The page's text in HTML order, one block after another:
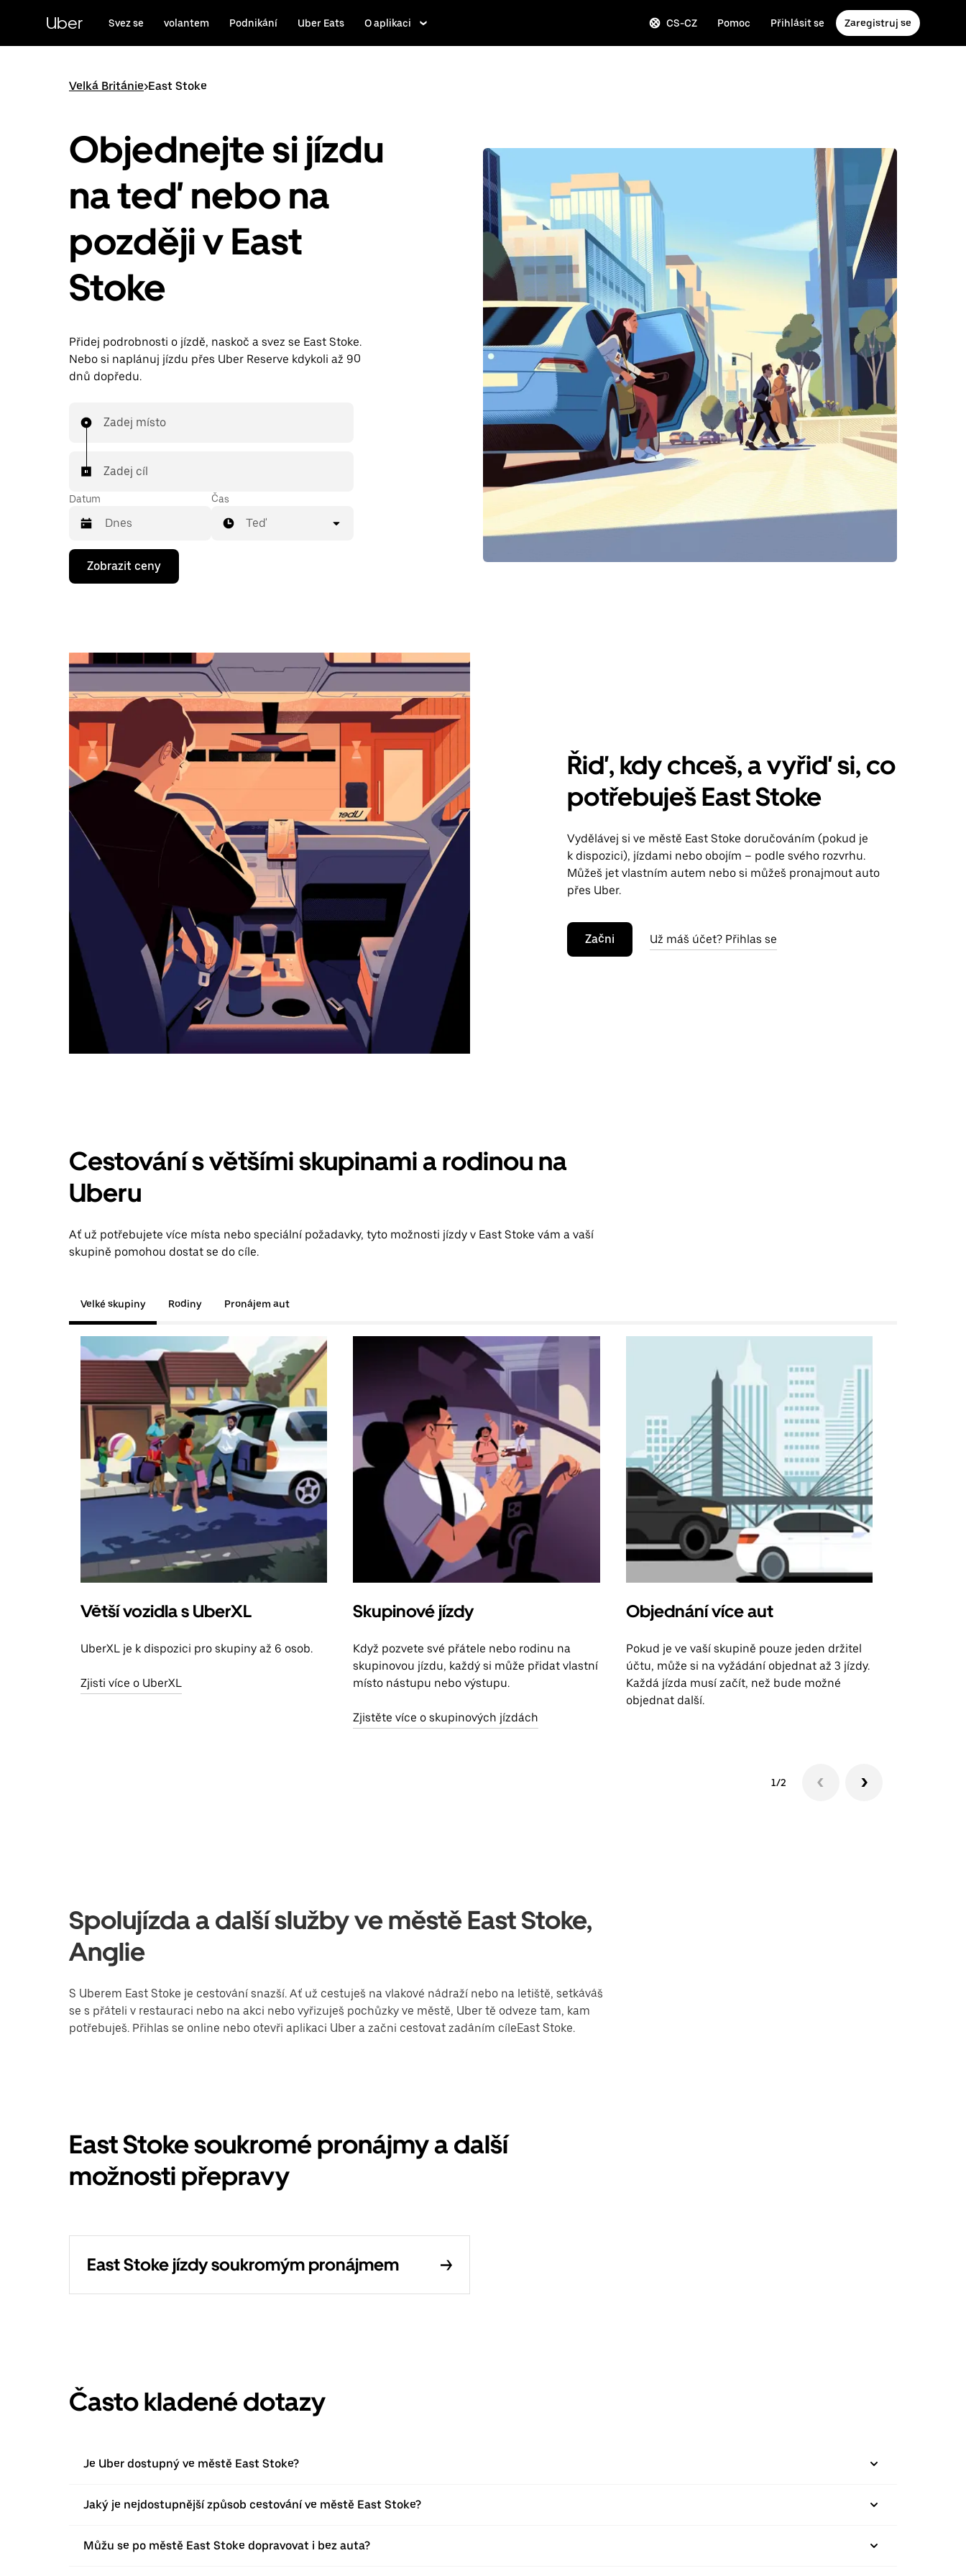
obsah
Uber Svez se volantem Podnikání Uber Eats O aplikaci CS-CZ Pomoc Přihlásit se Zaregistruj se
Velká Británie>East Stoke
Objednejte si jízdu
na teď nebo na
později v East
Stoke
Přidej podrobnosti o jízdě, naskoč a svez se East Stoke.
Nebo si naplánuj jízdu přes Uber Reserve kdykoli až 90
dnů dopředu.
Zadej místo
Zadej cíl
Datum
Stisknutím
klávesy
se
vybrat
datum.
klávesy
Esc
zavřeš
kalendář.
Čas
Teď
Zobrazit ceny
Řiď, kdy chceš, a vyřiď si, co
potřebuješ East Stoke
Vydělávej si ve městě East Stoke doručováním (pokud je
k dispozici), jízdami nebo obojím – podle svého rozvrhu.
Můžeš jet vlastním autem nebo si můžeš pronajmout auto
přes Uber.
Začni Už máš účet? Přihlas se
Cestování s většími skupinami a rodinou na
Uberu
Ať už potřebujete více místa nebo speciální požadavky, tyto možnosti jízdy v East Stoke vám a vaší
skupině pomohou dostat se do cíle.
Velké skupiny Rodiny Pronájem aut
Větší vozidla s UberXL
UberXL je k dispozici pro skupiny až 6 osob.
Zjisti více o UberXL
Skupinové jízdy
Když pozvete své přátele nebo rodinu na
skupinovou jízdu, každý si může přidat vlastní
místo nástupu nebo výstupu.
Zjistěte více o skupinových jízdách
Objednání více aut
Pokud je ve vaší skupině pouze jeden držitel
účtu, může si na vyžádání objednat až 3 jízdy.
Každá jízda musí začít, než bude možné
objednat další.
1/2
Spolujízda a další služby ve městě East Stoke,
Anglie
S Uberem East Stoke je cestování snazší. Ať už cestuješ na vlakové nádraží nebo na letiště, setkáváš
se s přáteli v restauraci nebo na akci nebo vyřizuješ pochůzky ve městě, Uber tě odveze tam, kam
potřebuješ. Přihlas se online nebo otevři aplikaci Uber a začni cestovat zadáním cíleEast Stoke.
East Stoke soukromé pronájmy a další
možnosti přepravy
East Stoke jízdy soukromým pronájmem
Často kladené dotazy
Je Uber dostupný ve městě East Stoke?
Jaký je nejdostupnější způsob cestování ve městě East Stoke?
Můžu se po městě East Stoke dopravovat i bez auta?